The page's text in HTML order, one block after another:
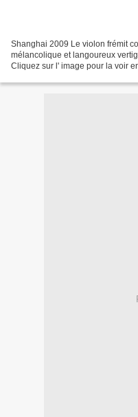
Shanghai 2009 Le violon frémit
mélancolique et langoureux
Cliquez sur l' image pour la voir